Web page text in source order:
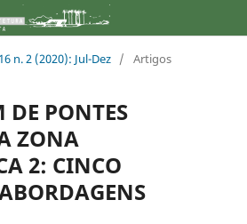
n. 2 (2020): Jul-Dez / Artigos
DE PONTES
ZONA
2: CINCO